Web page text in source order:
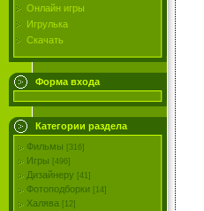
Онлайн игры
Игрулька
Скачать
Форма входа
Категории раздела
Фильмы
[316]
Игры [496]
Дизайнеру [41]
Фотоподборки [14]
Халява [12]